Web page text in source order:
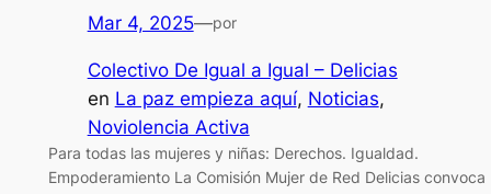
Mar 4, 2025—por
Colectivo De Igual a Igual – Delicias
en La paz empieza aquí, Noticias
Noviolencia Activa
Para todas las mujeres y niñas: Derechos. Igualdad.
Empoderamiento La Comisión Mujer de Red Delicias convoca